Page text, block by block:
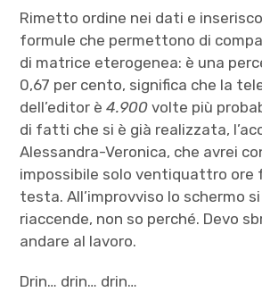
Rimetto ordine nei dati e
formule che permettono di
di matrice eterogenea: è una
0,67 per cento, significa che la
dell’editor è4.900 volte più
di fatti che si è già realizzata,
Alessandra-Veronica, che avrei
impossibile solo ventiquattro ore
testa. All’improvviso lo schermo
riaccende, non so perché. Devo
andare al lavoro.
Drin… drin… drin…